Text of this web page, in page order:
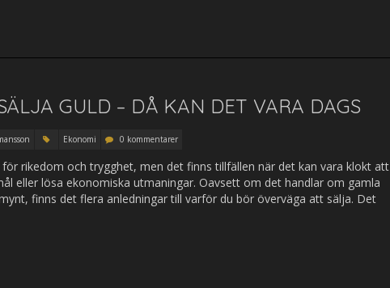
GULD – DÅ KAN DET VARA DAGS
Ekonomi 0 kommentarer
rikedom och trygghet, men det finns tillfällen när det kan vara klokt att
eller lösa ekonomiska utmaningar. Oavsett om det handlar om gamla
finns det flera anledningar till varför du bör överväga att sälja. Det